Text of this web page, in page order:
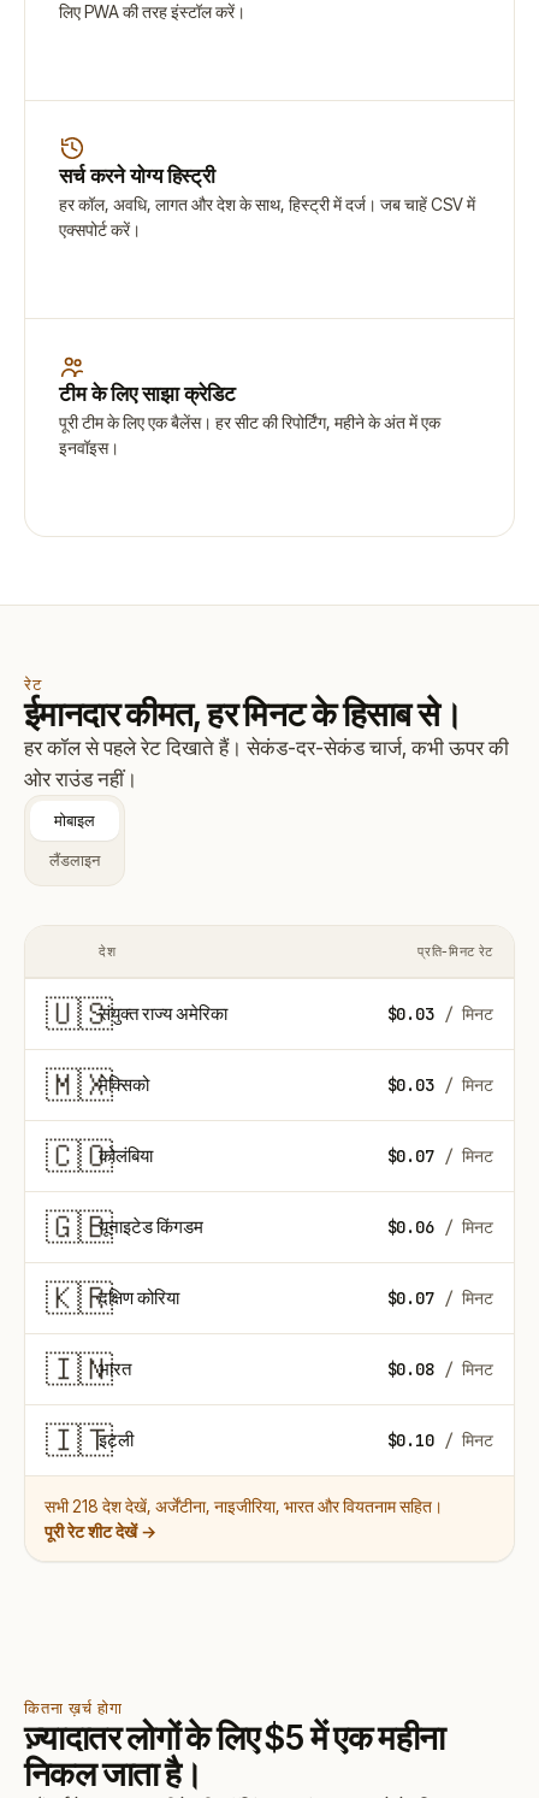
लिए PWA की तरह इंस्टॉल करें।
सर्च करने योग्य हिस्ट्री
हर कॉल, अवधि, लागत और देश के साथ, हिस्ट्री में दर्ज। जब चाहें CSV में
एक्सपोर्ट करें।
टीम के लिए साझा क्रेडिट
पूरी टीम के लिए एक बैलेंस। हर सीट की रिपोर्टिंग, महीने के अंत में एक
इनवॉइस।
रेट
ईमानदार कीमत, हर मिनट के हिसाब से।
हर कॉल से पहले रेट दिखाते हैं। सेकंड-दर-सेकंड चार्ज, कभी ऊपर की
ओर राउंड नहीं।
मोबाइल
लैंडलाइन
COUNTRY FLAG
देश प्रति-मिनट रेट
🇺🇸संयुक्त राज्य अमेरिका $0.03/ मिनट
🇲🇽मेक्सिको $0.03/ मिनट
🇨🇴कोलंबिया $0.07/ मिनट
🇬🇧यूनाइटेड किंगडम $0.06/ मिनट
🇰🇷दक्षिण कोरिया $0.07/ मिनट
🇮🇳भारत $0.08/ मिनट
🇮🇹इटली $0.10/ मिनट
सभी 218 देश देखें, अर्जेंटीना, नाइजीरिया, भारत और वियतनाम सहित।
पूरी रेट शीट देखें →
कितना ख़र्च होगा
ज़्यादातर लोगों के लिए $5 में एक महीना
निकल जाता है।